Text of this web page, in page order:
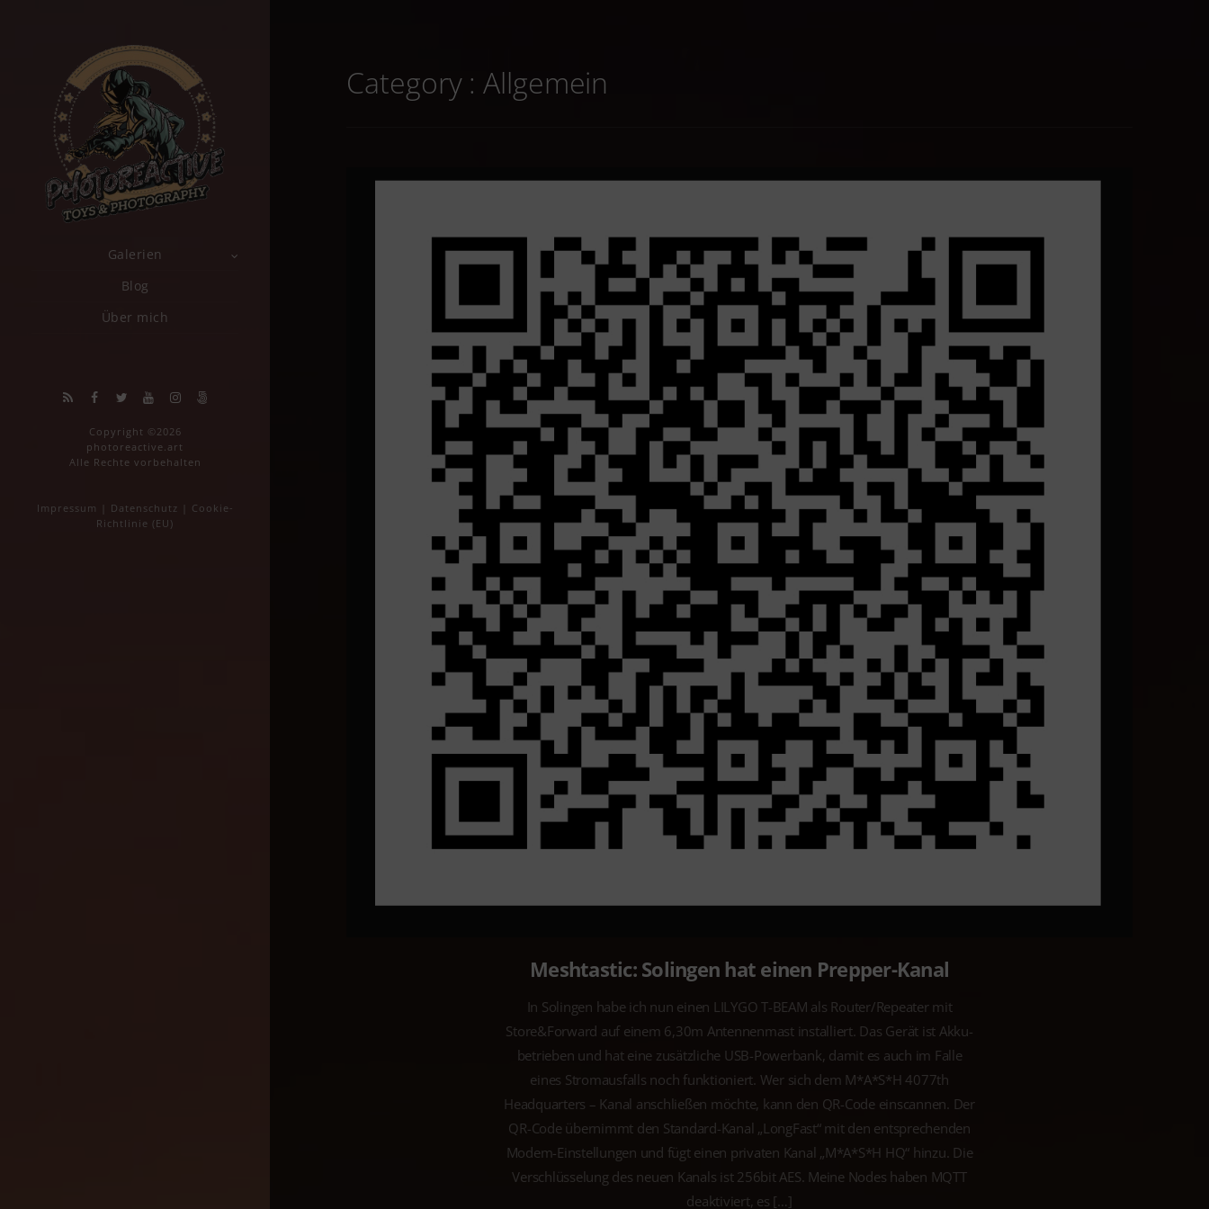
Galerien
Blog
Über mich
Copyright ©2026
photoreactive.art
Alle Rechte vorbehalten
Impressum Datenschutz
Cookie-
Richtlinie (EU)
Category :Allgemein
Meshtastic: Solingen hat einen Prepper-Kanal
In Solingen habe ich nun einen LILYGO T-BEAM als Router/Repeater mit
Store&Forward auf einem 6,30m Antennenmast installiert. Das Gerät ist Akku-
betrieben und hat eine zusätzliche USB-Powerbank, damit es auch im Falle
eines Stromausfalls noch funktioniert. Wer sich dem M*A*S*H 4077th
Headquarters – Kanal anschließen möchte, kann den QR-Code einscannen. Der
QR-Code übernimmt den Standard-Kanal „LongFast“ mit den entsprechenden
Modem-Einstellungen und fügt einen privaten Kanal „M*A*S*H HQ“ hinzu. Die
Verschlüsselung des neuen Kanals ist 256bit AES. Meine Nodes haben MQTT
deaktiviert, es […]